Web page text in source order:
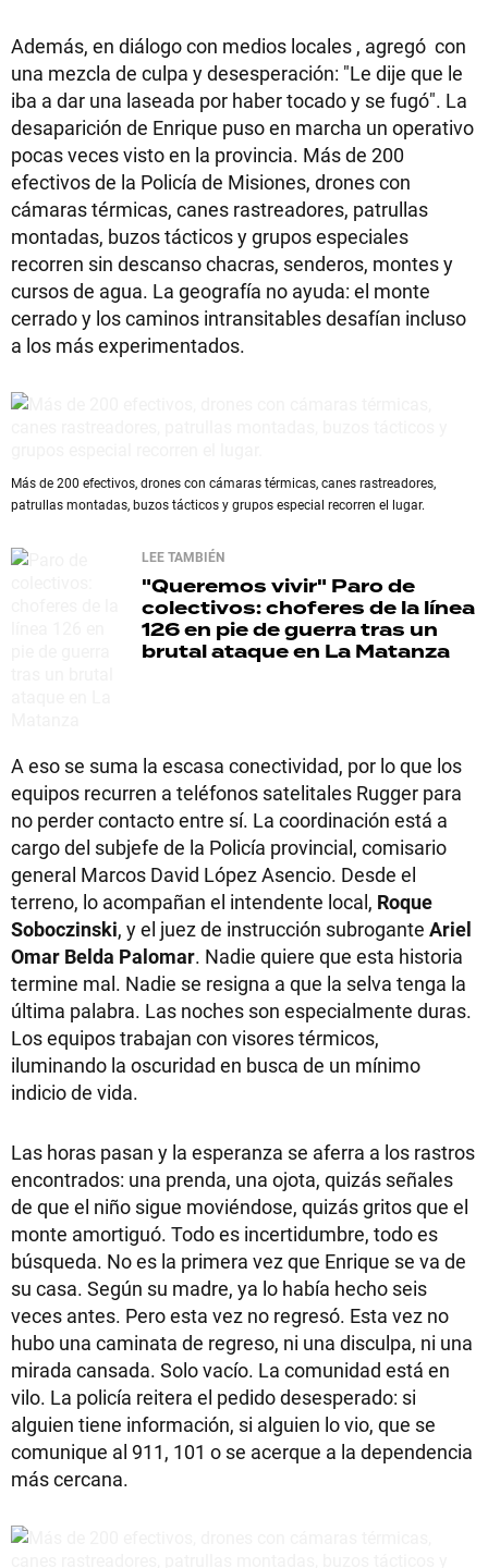
Además, en diálogo con medios locales , agregó con
una mezcla de culpa y desesperación: "Le dije que le
iba a dar una laseada por haber tocado y se fugó". La
desaparición de Enrique puso en marcha un operativo
pocas veces visto en la provincia. Más de 200
efectivos de la Policía de Misiones, drones con
cámaras térmicas, canes rastreadores, patrullas
montadas, buzos tácticos y grupos especiales
recorren sin descanso chacras, senderos, montes y
cursos de agua. La geografía no ayuda: el monte
cerrado y los caminos intransitables desafían incluso
a los más experimentados.
Más de 200 efectivos, drones con cámaras térmicas, canes rastreadores,
patrullas montadas, buzos tácticos y grupos especial recorren el lugar.
LEE TAMBIÉN
"Queremos vivir" Paro de
colectivos: choferes de la línea
126 en pie de guerra tras un
brutal ataque en La Matanza
A eso se suma la escasa conectividad, por lo que los
equipos recurren a teléfonos satelitales Rugger para
no perder contacto entre sí. La coordinación está a
cargo del subjefe de la Policía provincial, comisario
general Marcos David López Asencio. Desde el
terreno, lo acompañan el intendente local, Roque
Soboczinski, y el juez de instrucción subrogante Ariel
Omar Belda Palomar. Nadie quiere que esta historia
termine mal. Nadie se resigna a que la selva tenga la
última palabra. Las noches son especialmente duras.
Los equipos trabajan con visores térmicos,
iluminando la oscuridad en busca de un mínimo
indicio de vida.
Las horas pasan y la esperanza se aferra a los rastros
encontrados: una prenda, una ojota, quizás señales
de que el niño sigue moviéndose, quizás gritos que el
monte amortiguó. Todo es incertidumbre, todo es
búsqueda. No es la primera vez que Enrique se va de
su casa. Según su madre, ya lo había hecho seis
veces antes. Pero esta vez no regresó. Esta vez no
hubo una caminata de regreso, ni una disculpa, ni una
mirada cansada. Solo vacío. La comunidad está en
vilo. La policía reitera el pedido desesperado: si
alguien tiene información, si alguien lo vio, que se
comunique al 911, 101 o se acerque a la dependencia
más cercana.